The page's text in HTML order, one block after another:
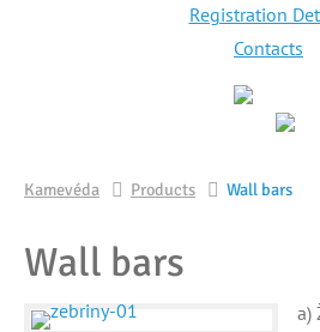
Registration
Contacts
Kamevéda Products Wall bars
Wall bars
a)